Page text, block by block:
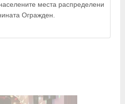
места распределени
Огражден.
© OpenStreetMap contributors